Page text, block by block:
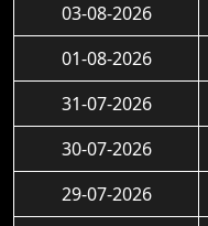
03-08-2026
01-08-2026
31-07-2026
30-07-2026
29-07-2026